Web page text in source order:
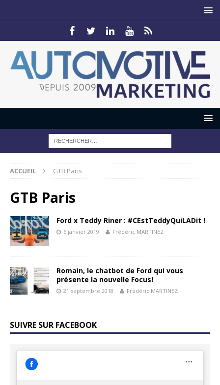
ACCUEIL GTB Paris
GTB Paris
Ford x Teddy Riner : #CEstTeddyQuiLADit !
6 janvier 2019 Frédéric MARTINEZ
Romain, le chatbot de Ford qui vous
présente la nouvelle Focus!
21 septembre 2018 Frédéric MARTINEZ
SUIVRE SUR FACEBOOK